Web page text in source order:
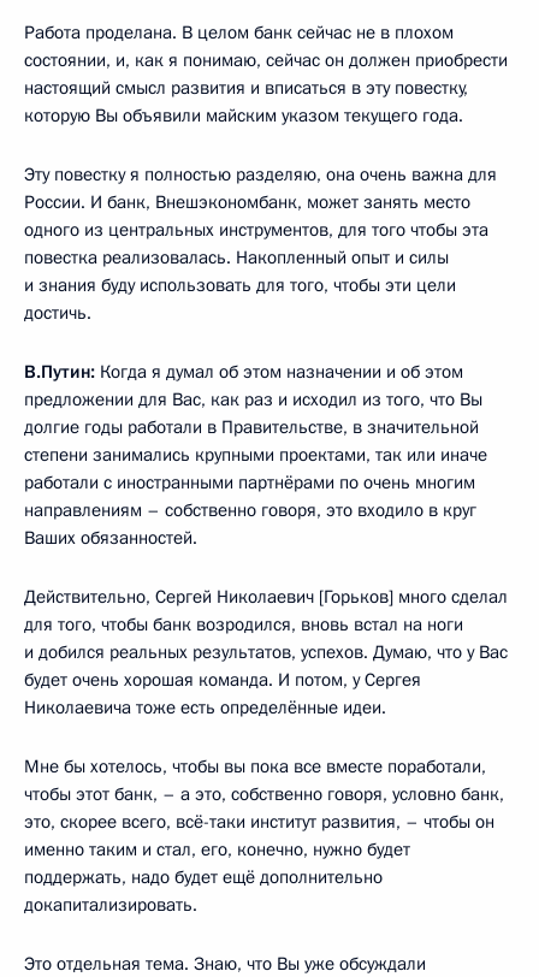
Работа проделана. В целом банк сейчас не в плохом
состоянии, и, как я понимаю, сейчас он должен приобрести
настоящий смысл развития и вписаться в эту повестку,
которую Вы объявили майским указом текущего года.
Эту повестку я полностью разделяю, она очень важна для
России. И банк, Внешэкономбанк, может занять место
одного из центральных инструментов, для того чтобы эта
повестка реализовалась. Накопленный опыт и силы
и знания буду использовать для того, чтобы эти цели
достичь.
В.Путин: Когда я думал об этом назначении и об этом
предложении для Вас, как раз и исходил из того, что Вы
долгие годы работали в Правительстве, в значительной
степени занимались крупными проектами, так или иначе
работали с иностранными партнёрами по очень многим
направлениям – собственно говоря, это входило в круг
Ваших обязанностей.
Действительно, Сергей Николаевич [Горьков] много сделал
для того, чтобы банк возродился, вновь встал на ноги
и добился реальных результатов, успехов. Думаю, что у Вас
будет очень хорошая команда. И потом, у Сергея
Николаевича тоже есть определённые идеи.
Мне бы хотелось, чтобы вы пока все вместе поработали,
чтобы этот банк, – а это, собственно говоря, условно банк,
это, скорее всего, всё-таки институт развития, – чтобы он
именно таким и стал, его, конечно, нужно будет
поддержать, надо будет ещё дополнительно
докапитализировать.
Это отдельная тема. Знаю, что Вы уже обсуждали